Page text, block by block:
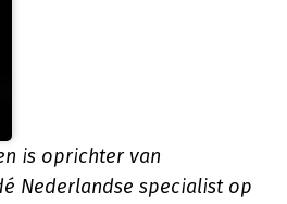
is oprichter van
Nederlandse specialist op